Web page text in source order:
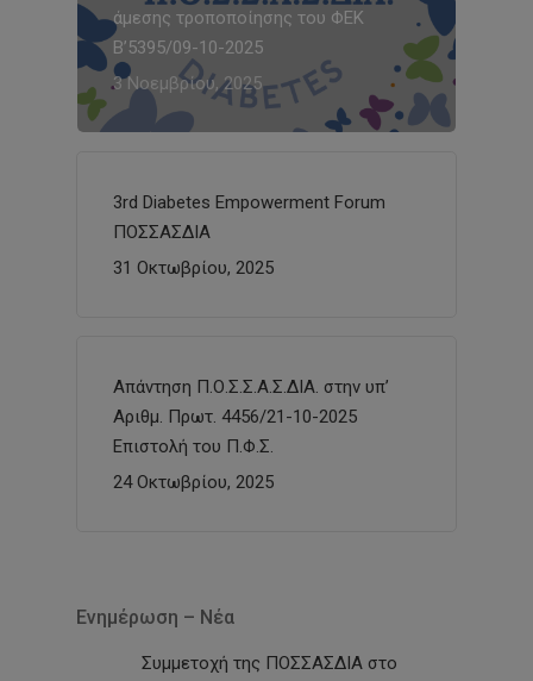
άμεσης τροποποίησης του ΦΕΚ
Β’5395/09-10-2025
3 Νοεμβρίου, 2025
3rd Diabetes Empowerment Forum
ΠΟΣΣΑΣΔΙΑ
31 Οκτωβρίου, 2025
Απάντηση Π.Ο.Σ.Σ.Α.Σ.ΔΙΑ. στην υπ’
Αριθμ. Πρωτ. 4456/21-10-2025
Επιστολή του Π.Φ.Σ.
24 Οκτωβρίου, 2025
Ενημέρωση – Νέα
Συμμετοχή της ΠΟΣΣΑΣΔΙΑ στο